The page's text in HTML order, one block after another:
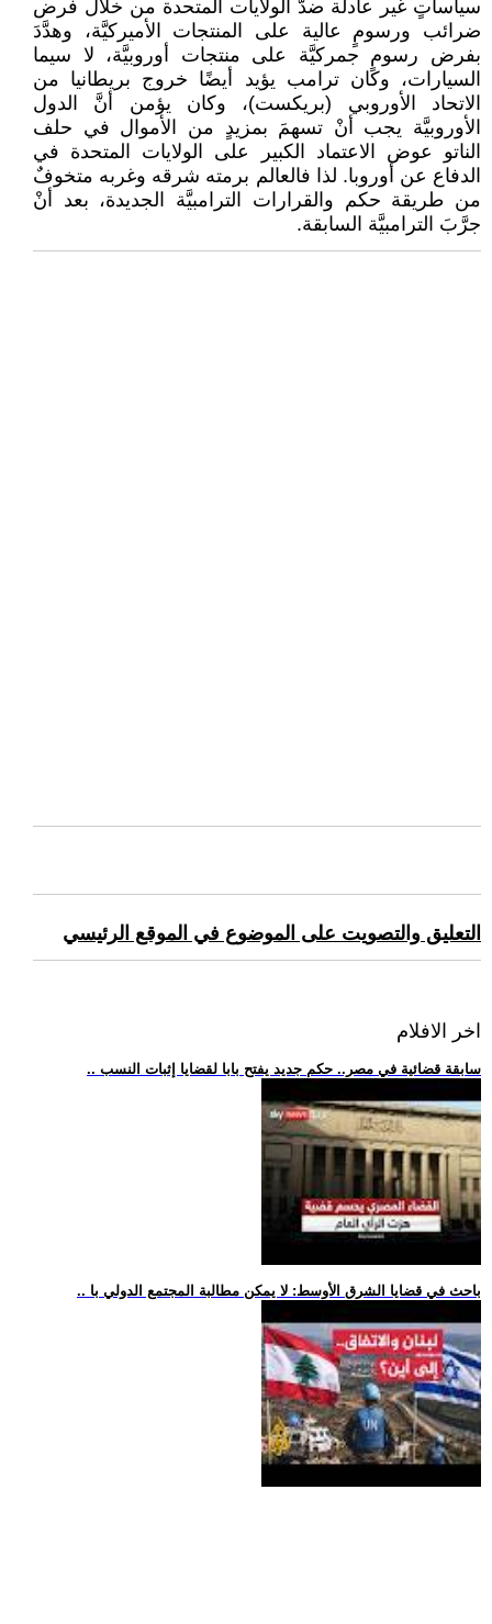
سياساتٍ غير عادلة ضدَّ الولايات المتحدة من خلال فرض
ضرائب ورسومٍ عالية على المنتجات الأميركيَّة، وهدَّدَ
بفرض رسومٍ جمركيَّة على منتجات أوروبيَّة، لا سيما
السيارات، وكان ترامب يؤيد أيضًا خروج بريطانيا من
الاتحاد الأوروبي (بريكست)، وكان يؤمن أنَّ الدول
الأوروبيَّة يجب أنْ تسهمَ بمزيدٍ من الأموال في حلف
الناتو عوض الاعتماد الكبير على الولايات المتحدة في
الدفاع عن أوروبا. لذا فالعالم برمته شرقه وغربه متخوفٌ
من طريقة حكم والقرارات الترامبيَّة الجديدة، بعد أنْ
جرَّبَ الترامبيَّة السابقة.
التعليق والتصويت على الموضوع في الموقع الرئيسي
اخر الافلام
.. سابقة قضائية في مصر.. حكم جديد يفتح بابا لقضايا إثبات النسب
.. باحث في قضايا الشرق الأوسط: لا يمكن مطالبة المجتمع الدولي با